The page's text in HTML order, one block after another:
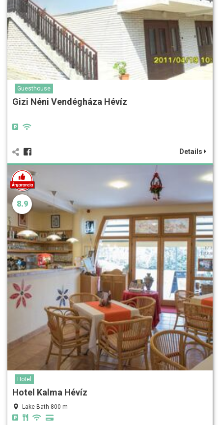
Guesthouse
Gizi Néni Vendégháza Hévíz
Details
8.9
Hotel
Hotel Kalma Hévíz
Lake Bath 800 m